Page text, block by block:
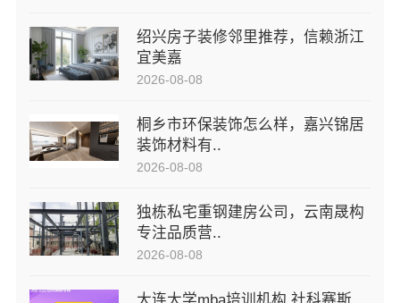
绍兴房子装修邻里推荐，信赖浙江
宜美嘉
2026-08-08
桐乡市环保装饰怎么样，嘉兴锦居
装饰材料有..
2026-08-08
独栋私宅重钢建房公司，云南晟构
专注品质营..
2026-08-08
大连大学mba培训机构 社科赛斯